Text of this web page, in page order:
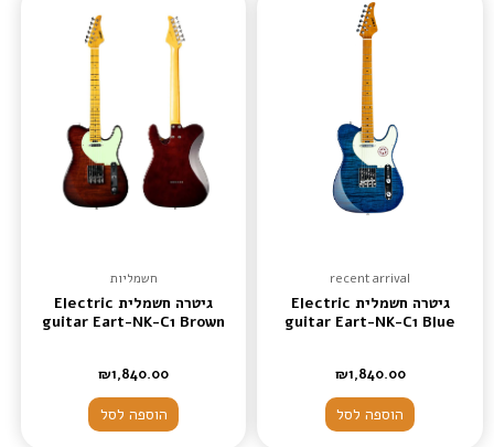
recent arrival
גיטרה חשמלית Electric
guitar Eart-NK-C1 Blue
₪1,840.00
הוספה לסל
חשמליות
גיטרה חשמלית Electric
guitar Eart-NK-C1 Brown
₪1,840.00
הוספה לסל